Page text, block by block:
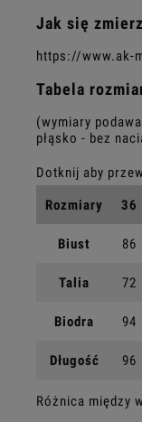
Jak się
https://www.ak-
Tabela
(wymiary
płąsko - bez
Rozmiary 36
Biust 86
Talia 72
Biodra 94
Długość 96
Różnica między